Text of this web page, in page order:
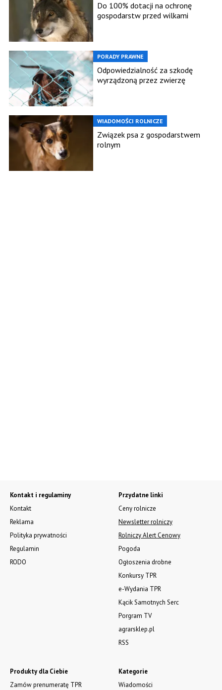
Do 100% dotacji na ochronę
gospodarstw przed wilkami
PORADY PRAWNE
Odpowiedzialność za szkodę
wyrządzoną przez zwierzę
WIADOMOŚCI ROLNICZE
Związek psa z gospodarstwem
rolnym
Kontakt i regulaminy
Kontakt
Reklama
Polityka prywatności
Regulamin
RODO
Kategorie
Wiadomości
Produkty dla Ciebie
Zamów prenumeratę TPR
Przydatne linki
Ceny rolnicze
Newsletter rolniczy
Rolniczy Alert Cenowy
Pogoda
Ogłoszenia drobne
Konkursy TPR
e-Wydania TPR
Kącik Samotnych Serc
Porgram TV
agrarsklep.pl
RSS